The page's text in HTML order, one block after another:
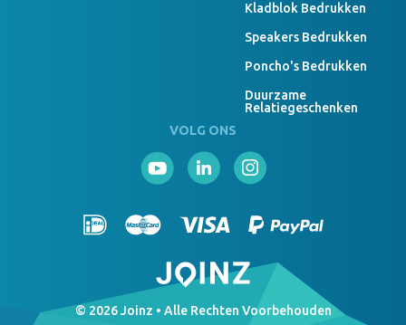
Kladblok Bedrukken
Speakers Bedrukken
Poncho's Bedrukken
Duurzame
Relatiegeschenken
VOLG ONS
© 2026 Joinz • Alle Rechten Voorbehouden